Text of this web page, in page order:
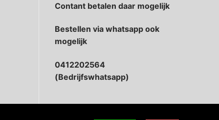
Contant betalen daar mogelijk
Bestellen via whatsapp ook
mogelijk
0412202564
(Bedrijfswhatsapp)